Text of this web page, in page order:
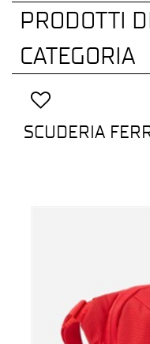
PRODOTTI
CATEGORIA
SCUDERIA